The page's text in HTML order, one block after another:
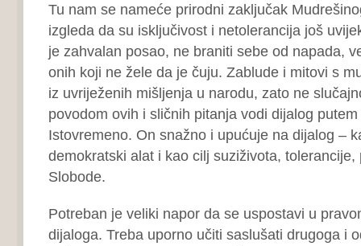
Tu nam se nameće prirodni zaključak
izgleda da su isključivost i netolerancija još
je zahvalan posao, ne braniti sebe od napada,
onih koji ne žele da je čuju. Zablude i mitovi s
iz uvriježenih mišljenja u narodu, zato ne
povodom ovih i sličnih pitanja vodi dijalog
Istovremeno. On snažno i upućuje na dijalog –
demokratski alat i kao cilj suziživota, tolerancije,
Slobode.
Potreban je veliki napor da se uspostavi u
dijaloga. Treba uporno učiti saslušati drugoga i